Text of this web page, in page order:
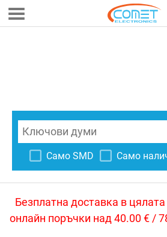
Само SMD Само
Безплатна доставка в
онлайн поръчки над 40.00 € /